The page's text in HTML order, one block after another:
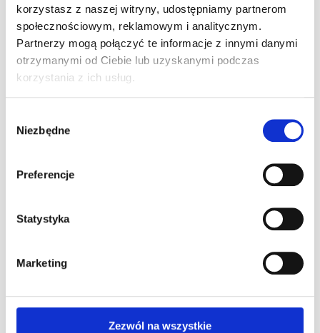
korzystasz z naszej witryny, udostępniamy partnerom
społecznościowym, reklamowym i analitycznym.
Partnerzy mogą połączyć te informacje z innymi danymi
otrzymanymi od Ciebie lub uzyskanymi podczas
korzystania z ich usług.
zgody
Niezbędne
Preferencje
Statystyka
Marketing
Zezwól na wszystkie
Nowe gokarty ! Elektryczne czy
spalinowe ? U nas Ty wybierasz.
Nowe elektryczne gokarty Rimo na torze A1Karting –
Nowe konfiguracje torów !
konfiguracji na dwóch naszych torach! Dzięki zmianom,
każdy kierowca będzie miał okazję poczuć jeszcze więcej